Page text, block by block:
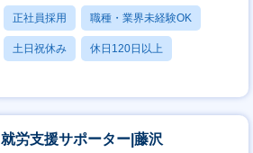
正社員採用 職種・業界未経験OK
土日祝休み 休日120日以上
就労支援サポーター|藤沢